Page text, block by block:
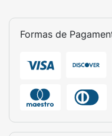
Formas de